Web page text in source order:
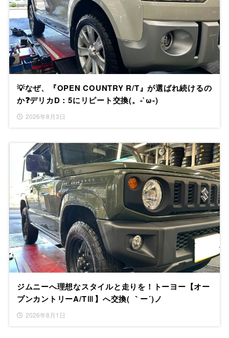
💡なぜ、『OPEN COUNTRY R/T』が選ばれ続けるの
か❓デリカD：5にリピート交換(。-`ω-)
2026年8月3日
ジムニーへ理想なスタイルと走りを！トーヨー【オー
プンカントリーA/TⅢ】へ交換( ｀ー´)ノ
2026年8月1日